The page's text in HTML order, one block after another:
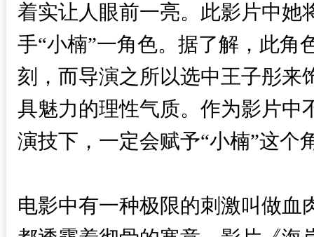
着实让人眼前一亮。此影片中她
手“小楠”一角色。据了解，此角
刻，而导演之所以选中王子彤来
具魅力的理性气质。作为影片中
演技下，一定会赋予“小楠”这个
电影中有一种极限的刺激叫做血